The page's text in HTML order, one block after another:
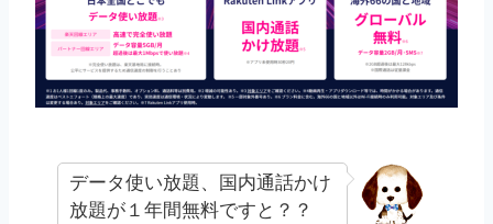
データ使い放題、国内通話かけ
放題が１年間無料ですと？？